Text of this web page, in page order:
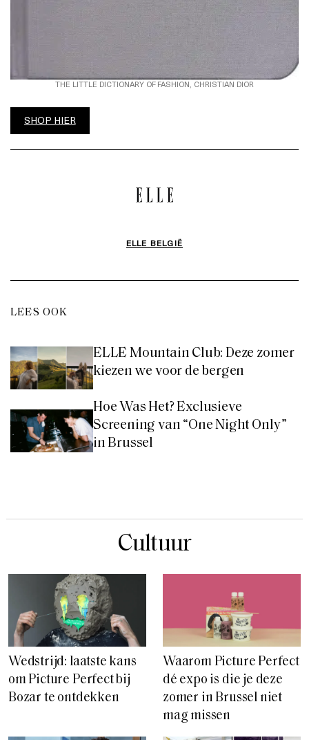
THE LITTLE DICTIONARY OF FASHION, CHRISTIAN DIOR
SHOP HIER
ELLE BELGIË
LEES OOK
ELLE Mountain Club: Deze zomer
kiezen we voor de bergen
Hoe Was Het? Exclusieve
Screening van “One Night Only”
in Brussel
Cultuur
Wedstrijd: laatste kans
om Picture Perfect bij
Bozar te ontdekken
Waarom Picture Perfect
dé expo is die je deze
zomer in Brussel niet
mag missen